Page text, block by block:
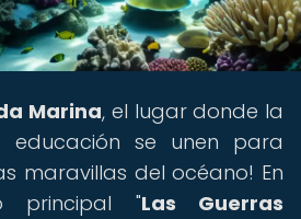
Marina, el lugar donde la
educación se unen para
maravillas del océano! En
principal "Las Guerras